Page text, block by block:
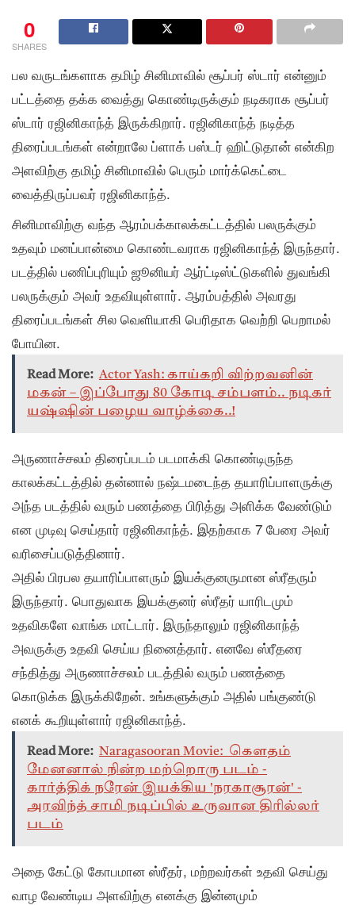
0
SHARES
பல வருடங்களாக தமிழ் சினிமாவில் சூப்பர் ஸ்டார் என்னும்
பட்டத்தை தக்க வைத்து கொண்டிருக்கும் நடிகராக சூப்பர்
ஸ்டார் ரஜினிகாந்த் இருக்கிறார். ரஜினிகாந்த் நடித்த
திரைப்படங்கள் என்றாலே ப்ளாக் பஸ்டர் ஹிட்டுதான் என்கிற
அளவிற்கு தமிழ் சினிமாவில் பெரும் மார்க்கெட்டை
வைத்திருப்பவர் ரஜினிகாந்த்.
சினிமாவிற்கு வந்த ஆரம்பக்காலக்கட்டத்தில் பலருக்கும்
உதவும் மனப்பான்மை கொண்டவராக ரஜினிகாந்த் இருந்தார்.
படத்தில் பணிப்புரியும் ஜூனியர் ஆர்ட்டிஸ்ட்டுகளில் துவங்கி
பலருக்கும் அவர் உதவியுள்ளார். ஆரம்பத்தில் அவரது
திரைப்படங்கள் சில வெளியாகி பெரிதாக வெற்றி பெறாமல்
போயின.
Read More: Actor Yash: காய்கறி விற்றவனின்
மகன் – இப்போது 80 கோடி சம்பளம்.. நடிகர்
யஷ்ஷின் பழைய வாழ்க்கை..!
அருணாச்சலம் திரைப்படம் படமாக்கி கொண்டிருந்த
காலக்கட்டத்தில் தன்னால் நஷ்டமடைந்த தயாரிப்பாளருக்கு
அந்த படத்தில் வரும் பணத்தை பிரித்து அளிக்க வேண்டும்
என முடிவு செய்தார் ரஜினிகாந்த். இதற்காக 7 பேரை அவர்
வரிசைப்படுத்தினார்.
அதில் பிரபல தயாரிப்பாளரும் இயக்குனருமான ஸ்ரீதரும்
இருந்தார். பொதுவாக இயக்குனர் ஸ்ரீதர் யாரிடமும்
உதவிகளே வாங்க மாட்டார். இருந்தாலும் ரஜினிகாந்த்
அவருக்கு உதவி செய்ய நினைத்தார். எனவே ஸ்ரீதரை
சந்தித்து அருணாச்சலம் படத்தில் வரும் பணத்தை
கொடுக்க இருக்கிறேன். உங்களுக்கும் அதில் பங்குண்டு
எனக் கூறியுள்ளார் ரஜினிகாந்த்.
Read More: Naragasooran Movie: கௌதம்
மேனனால் நின்ற மற்றொரு படம் -
கார்த்திக் நரேன் இயக்கிய 'நரகாசூரன்' -
அரவிந்த் சாமி நடிப்பில் உருவான திரில்லர்
படம்
அதை கேட்டு கோபமான ஸ்ரீதர், மற்றவர்கள் உதவி செய்து
வாழ வேண்டிய அளவிற்கு எனக்கு இன்னமும்